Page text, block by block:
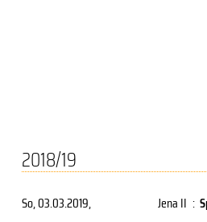
2018/19
So, 03.03.2019, Jena II :